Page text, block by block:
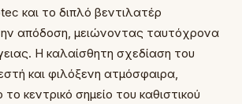
και το διπλό βεντιλατέρ
απόδοση, μειώνοντας ταυτόχρονα
Η καλαίσθητη σχεδίαση του
και φιλόξενη ατμόσφαιρα,
κεντρικό σημείο του καθιστικού